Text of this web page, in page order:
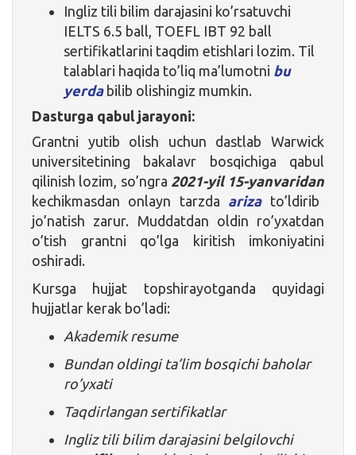
Ingliz tili bilim darajasini ko’rsatuvchi
IELTS 6.5 ball, TOEFL IBT 92 ball
sertifikatlarini taqdim etishlari lozim. Til
talablari haqida to’liq ma’lumotni bu
yerda bilib olishingiz mumkin.
Dasturga qabul jarayoni:
Grantni yutib olish uchun dastlab Warwick
universitetining bakalavr bosqichiga
qabul
qilinish lozim, so’ngra 2021-yil 15-yanvaridan
kechikmasdan onlayn tarzda arizato’ldirib
jo’natish zarur. Muddatdan oldin ro’yxatdan
o’tish grantni qo’lga kiritish imkoniyatini
oshiradi.
Kursga hujjat topshirayotganda quyidagi
hujjatlar kerak bo’ladi:
Akademik resume
Bundan oldingi ta’lim bosqichi baholar
ro’yxati
Taqdirlangan sertifikatlar
Ingliz tili bilim darajasini belgilovchi